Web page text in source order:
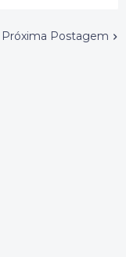
Próxima Postagem